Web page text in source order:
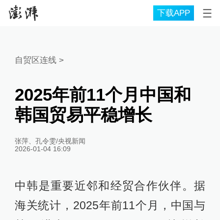
下载APP
自贸区连线>
2025年前11个月中国和
韩国贸易平稳增长
张萍、孔令雯/央视新闻
2026-01-04 16:09
中韩是重要近邻和经贸合作伙伴。据
海关统计，2025年前11个月，中国与